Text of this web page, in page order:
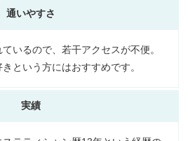
通いやすさ
いるので、若干アクセスが不便。
という方にはおすすめです。
実績